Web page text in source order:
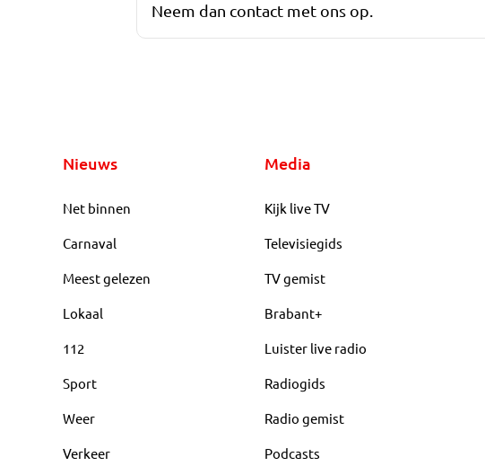
Neem dan contact met ons op.
Nieuws
Net binnen
Carnaval
Meest gelezen
Lokaal
112
Sport
Weer
Verkeer
Media
Kijk live TV
Televisiegids
TV gemist
Brabant+
Luister live radio
Radiogids
Radio gemist
Podcasts